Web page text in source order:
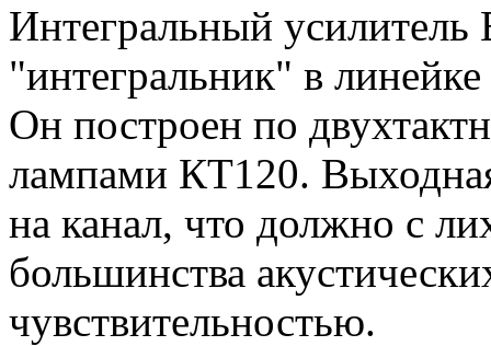
Интегральный
"интегральник" в
Он построен по
лампами КТ120.
на канал, что должно с
большинства
чувствительностью.